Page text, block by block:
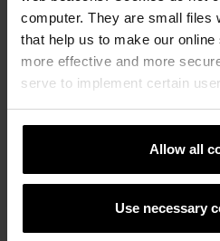
computer. They are small files
that help us to make our
more effective and more
serve to implement certain
Allow all
Use necessary
Krovni sistemi
Naručite besplatan